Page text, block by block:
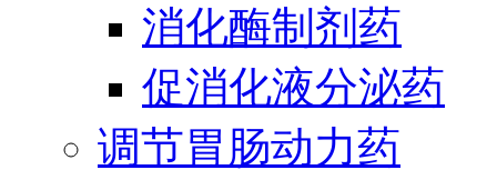
消化酶制剂药
促消化液分泌药
调节胃肠动力药